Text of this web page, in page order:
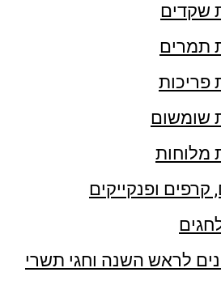
שקדים
תמרים
פריכות
שומשום
מלוחות
קרפים ופנקייקים
לראש השנה וחגי תשרי